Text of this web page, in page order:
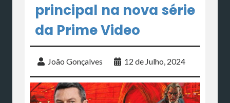
principal na nova série
da Prime Video
João Gonçalves 12 de Julho, 2024